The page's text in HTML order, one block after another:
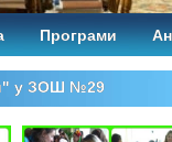
Програми
у ЗОШ №29